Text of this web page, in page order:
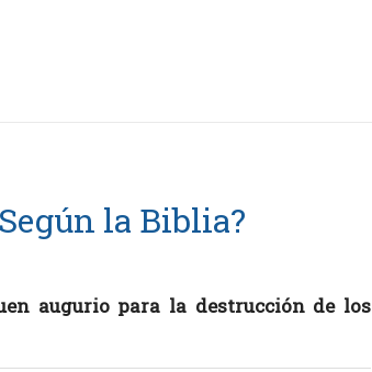
la Biblia?
augurio para la destrucción de los